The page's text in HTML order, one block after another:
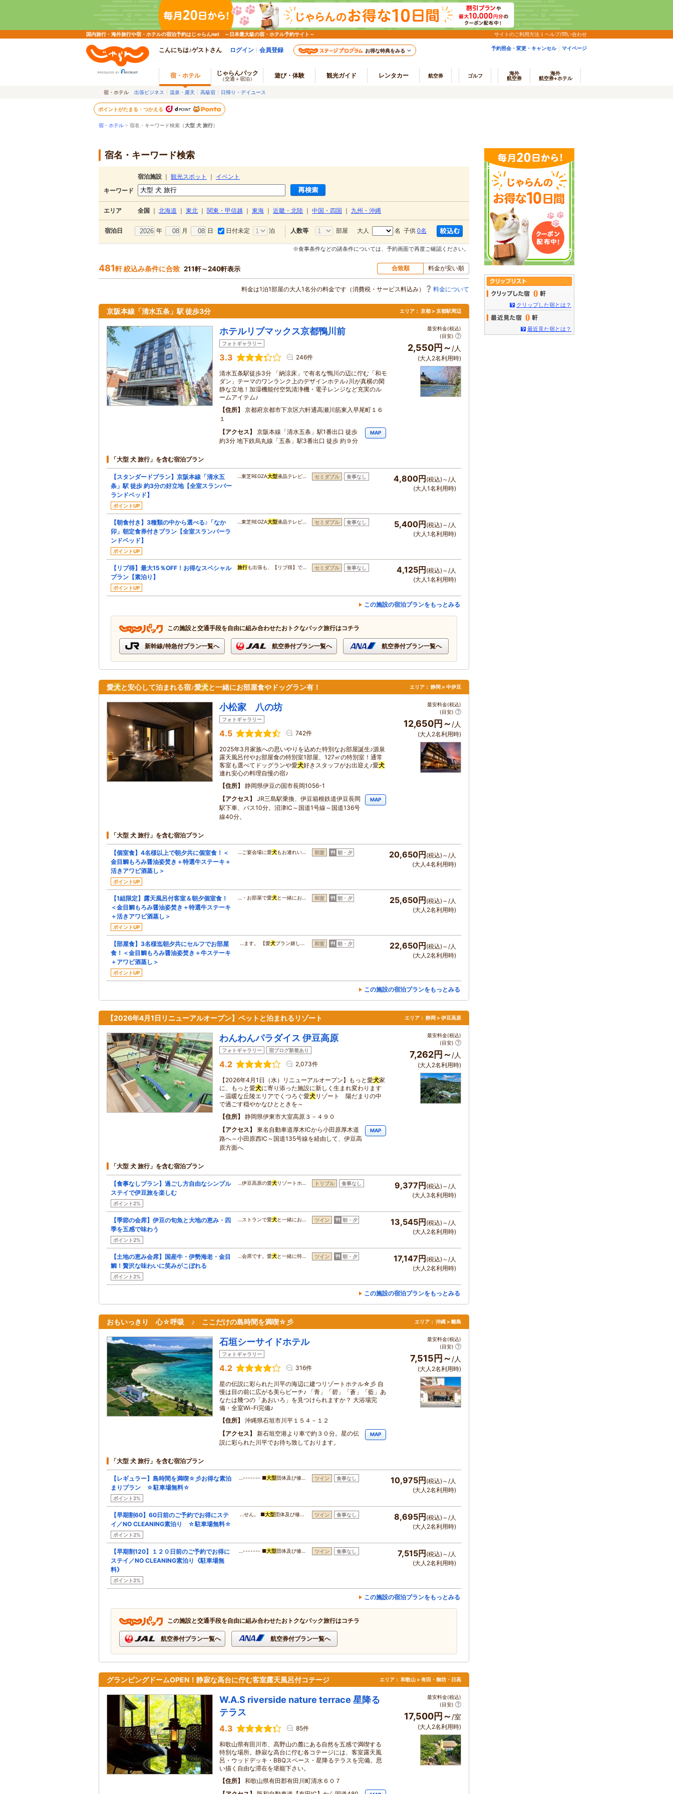
国内旅行・海外旅行や宿・ホテルの宿泊予約はじゃらんnet ～日本最大級の宿・ホテル予約サイト～ サイトのご利用方法 ヘルプ/問い合わせ
こんにちは♪ゲストさん ログイン 会員登録 お得な特典をみる 予約照会・変更・キャンセル マイページ
宿・ホテル じゃらんパック
（交通＋宿泊） 遊び・体験 観光ガイド レンタカー 航空券 ゴルフ
海外
航空券
海外
航空券+ホテル
宿・ホテル 出張ビジネス 温泉・露天 高級宿 日帰り・デイユース
ポイントがたまる・つかえる
宿・ホテル > 宿名・キーワード検索（大型 犬 旅行）
宿名・キーワード検索
宿泊施設 観光スポット
イベント
キーワード
エリア 全国 北海道 東北 関東・甲信越 東海 近畿・北陸 中国・四国 九州・沖縄
宿泊日 年 月 日 日付未定 泊 人数等 部屋 大人 名 子供 0名
※食事条件などの諸条件については、予約画面で再度ご確認ください。
481軒 絞込み条件に合致 211軒～240軒表示 合致順 料金が安い順
料金は1泊1部屋の大人1名分の料金です（消費税・サービス料込み） 料金について
京阪本線「清水五条」駅 徒歩3分 エリア： 京都 > 京都駅周辺
ホテルリブマックス京都鴨川前
フォトギャラリー
3.3 246件
清水五条駅徒歩3分 「納涼床」で有名な鴨川の辺に佇む「和モ
ダン」テーマのワンランク上のデザインホテル♪川が真横の閑
静な立地！加湿機能付空気清浄機・電子レンジなど充実のル
ームアイテム♪
住所
京都府京都市下京区六軒通高瀬川筋東入早尾町１６
１
アクセス
京阪本線「清水五条」駅1番出口 徒歩
約3分 地下鉄烏丸線「五条」駅3番出口 徒歩 約９分
MAP
最安料金(税込)
(目安)
2,550円～ /人
(大人2名利用時)
「大型 犬 旅行」を含む宿泊プラン
【スタンダードプラン】京阪本線「清水五
条」駅 徒歩 約3分の好立地【全室スランバー
ランドベッド】
ポイントUP
…東芝REGZA大型液晶テレビ… セミダブル 食事なし 4,800円 (税込)～/人
(大人1名利用時)
【朝食付き】3種類の中から選べる♪「なか
卯」朝定食券付きプラン【全室スランバーラ
ンドベッド】
ポイントUP
…東芝REGZA大型液晶テレビ… セミダブル 食事なし 5,400円 (税込)～/人
(大人1名利用時)
【リブ得】最大15％OFF！お得なスペシャル
プラン【素泊り】
ポイントUP
旅行も出張も、【リブ得】で… セミダブル 食事なし 4,125円 (税込)～/人
(大人1名利用時)
この施設の宿泊プランをもっとみる
この施設と交通手段を自由に組み合わせたおトクなパック旅行はコチラ
新幹線/特急付プラン一覧へ 航空券付プラン一覧へ 航空券付プラン一覧へ
愛犬と安心して泊まれる宿♪愛犬と一緒にお部屋食やドッグラン有！ エリア： 静岡 > 中伊豆
小松家 八の坊
フォトギャラリー
4.5 742件
2025年3月家族への思いやりを込めた特別なお部屋誕生♪源泉
露天風呂付やお部屋食の特別室1部屋、127㎡の特別室！通常
客室も選べてドッグランや愛犬好きスタッフがお出迎え♪愛犬
連れ安心の料理自慢の宿♪
住所
静岡県伊豆の国市長岡1056-1
アクセス
JR三島駅乗換、伊豆箱根鉄道伊豆長岡
駅下車、バス10分。沼津IC～国道1号線～国道136号
線40分。
MAP
最安料金(税込)
(目安)
12,650円～ /人
(大人2名利用時)
「大型 犬 旅行」を含む宿泊プラン
【個室食】4名様以上で朝夕共に個室食！＜
金目鯛もろみ醤油姿焚き＋特選牛ステーキ＋
活きアワビ酒蒸し＞
ポイントUP
…ご宴会場に愛犬もお連れい… 和室 朝・夕 20,650円 (税込)～/人
(大人4名利用時)
【1組限定】露天風呂付客室＆朝夕個室食！
＜金目鯛もろみ醤油姿焚き＋特選牛ステーキ
＋活きアワビ酒蒸し＞
ポイントUP
…・お部屋で愛犬と一緒にお… 和室 朝・夕 25,650円 (税込)～/人
(大人2名利用時)
【部屋食】3名様迄朝夕共にセルフでお部屋
食！＜金目鯛もろみ醤油姿焚き＋牛ステーキ
＋アワビ酒蒸し＞
ポイントUP
…ます。 【愛犬プラン嬉し… 和室 朝・夕 22,650円 (税込)～/人
(大人2名利用時)
この施設の宿泊プランをもっとみる
【2026年4月1日リニューアルオープン】ペットと泊まれるリゾート エリア： 静岡 > 伊豆高原
わんわんパラダイス 伊豆高原
フォトギャラリー 宿ブログ新着あり
4.2 2,073件
【2026年4月1日（水）リニューアルオープン】もっと愛犬家
に、もっと愛犬に寄り添った施設に新しく生まれ変わります
～温暖な丘陵エリアでくつろぐ愛犬リゾート 陽だまりの中
で過ごす穏やかなひとときを～
住所
静岡県伊東市大室高原３－４９０
アクセス
東名自動車道厚木ICから小田原厚木道
路へ～小田原西IC～国道135号線を経由して、伊豆高
原方面へ
MAP
最安料金(税込)
(目安)
7,262円～ /人
(大人2名利用時)
「大型 犬 旅行」を含む宿泊プラン
【食事なしプラン】過ごし方自由なシンプル
ステイで伊豆旅を楽しむ
ポイント2%
…伊豆高原の愛犬リゾートホ… トリプル 食事なし 9,377円 (税込)～/人
(大人3名利用時)
【季節の会席】伊豆の旬魚と大地の恵み・四
季を五感で味わう
ポイント2%
…ストランで愛犬と一緒にお… ツイン 朝・夕 13,545円 (税込)～/人
(大人2名利用時)
【土地の恵み会席】国産牛・伊勢海老・金目
鯛！贅沢な味わいに笑みがこぼれる
ポイント2%
…会席です。愛犬と一緒に特… ツイン 朝・夕 17,147円 (税込)～/人
(大人2名利用時)
この施設の宿泊プランをもっとみる
おもいっきり 心☆呼吸 ♪ ここだけの島時間を満喫☆彡 エリア： 沖縄 > 離島
石垣シーサイドホテル
フォトギャラリー
4.2 316件
星の伝説に彩られた川平の海辺に建つリゾートホテル☆彡 自
慢は目の前に広がる美らビーチ♪ 「青」「碧」「蒼」「藍」あ
なたは幾つの「あおいろ」を見つけられますか？ 大浴場完
備・全室Wi-Fi完備♪
住所
沖縄県石垣市川平１５４－１２
アクセス
新石垣空港より車で約３０分。星の伝
説に彩られた川平でお待ち致しております。
MAP
最安料金(税込)
(目安)
7,515円～ /人
(大人2名利用時)
「大型 犬 旅行」を含む宿泊プラン
【レギュラー】島時間を満喫☆彡お得な素泊
まりプラン ☆駐車場無料☆
ポイント2%
…------- ■大型団体及び修… ツイン 食事なし 10,975円 (税込)～/人
(大人2名利用時)
【早期割60】60日前のご予約でお得にステ
イ／NO CLEANING素泊り ☆駐車場無料☆
ポイント2%
…せん。 ■大型団体及び修… ツイン 食事なし 8,695円 (税込)～/人
(大人2名利用時)
【早期割120】１２０日前のご予約でお得に
ステイ／NO CLEANING素泊り《駐車場無
料》
ポイント2%
…------- ■大型団体及び修… ツイン 食事なし 7,515円 (税込)～/人
(大人2名利用時)
この施設の宿泊プランをもっとみる
この施設と交通手段を自由に組み合わせたおトクなパック旅行はコチラ
航空券付プラン一覧へ 航空券付プラン一覧へ
グランピングドームOPEN！静寂な高台に佇む客室露天風呂付コテージ エリア： 和歌山 > 有田・御坊・日高
W.A.S riverside nature terrace 星降る
テラス
4.3 85件
和歌山県有田川市、高野山の麓にある自然を五感で満喫する
特別な場所。静寂な高台に佇む各コテージには、客室露天風
呂・ウッドデッキ・BBQスペース・星降るテラスを完備。思
い描く自由な滞在を堪能下さい。
住所
和歌山県有田郡有田川町清水６０７
最安料金(税込)
(目安)
17,500円～ /室
(大人2名利用時)
0
クリップした宿とは？
0
最近見た宿とは？